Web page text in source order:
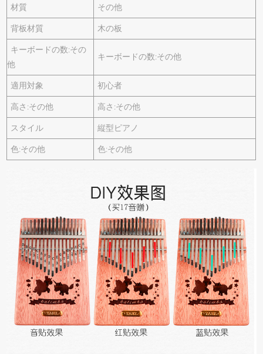
材質 その他
背板材質 木の板
キーボードの数:その
他
キーボードの数:その他
適用対象 初心者
高さ:その他 高さ:その他
スタイル 縦型ピアノ
色:その他 色:その他